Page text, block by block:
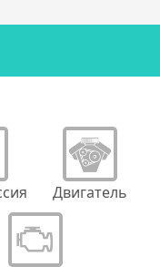
Двигатель